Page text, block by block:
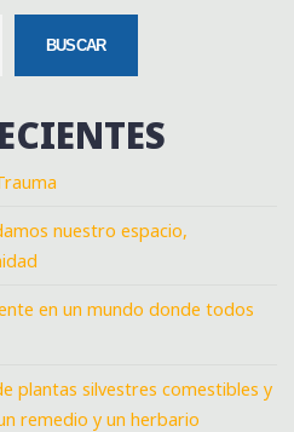
BUSCAR
nuestro espacio,
en un mundo donde todos
plantas silvestres comestibles y
remedio y un herbario